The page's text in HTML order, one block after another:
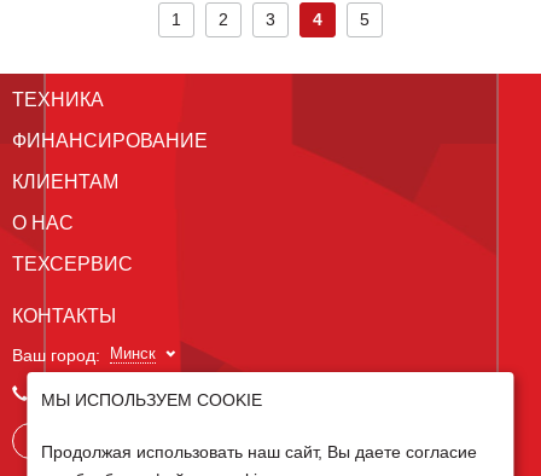
1 2 3 4 5
ТЕХНИКА
ФИНАНСИРОВАНИЕ
КЛИЕНТАМ
О НАС
ТЕХСЕРВИС
КОНТАКТЫ
Ваш город: Минск
+375 29 238 97 34
МЫ ИСПОЛЬЗУЕМ COOKIE
Продолжая использовать наш сайт, Вы даете согласие